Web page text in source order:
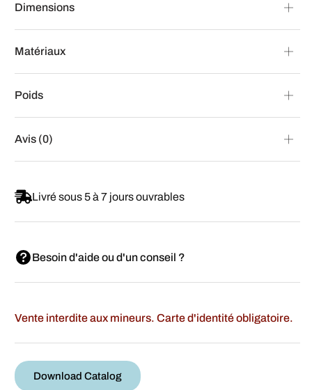
Dimensions
Matériaux
Poids
Avis (0)
Livré sous 5 à 7 jours ouvrables
Besoin d'aide ou d'un conseil ?
Vente interdite aux mineurs. Carte d'identité obligatoire.
Download Catalog